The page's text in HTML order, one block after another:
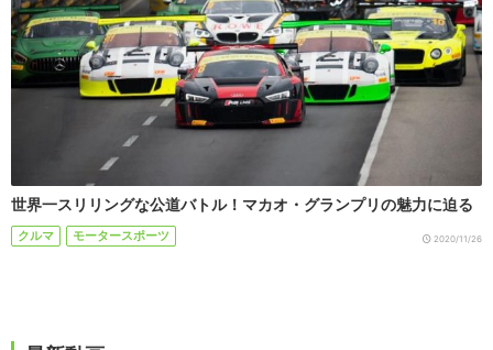
世界一スリリングな公道バトル！マカオ・グランプリの魅力に迫る
クルマ モータースポーツ 2020/11/26